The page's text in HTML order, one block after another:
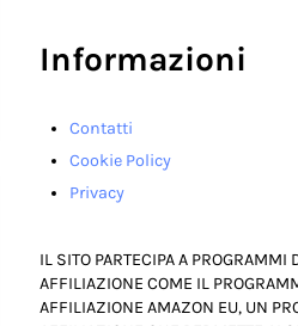
Informazioni
Contatti
Cookie Policy
Privacy
IL SITO PARTECIPA A PROGRAMMI
AFFILIAZIONE COME IL
AFFILIAZIONE AMAZON EU, UN